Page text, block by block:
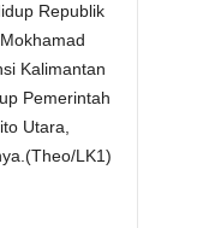
Republik
Kalimantan
Pemerintah
Utara,
LK1)